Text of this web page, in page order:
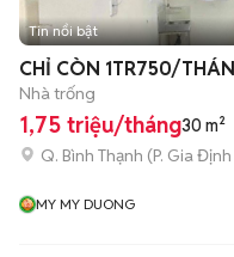
Tin nổi bật
CHỈ CÒN 1TR750/
Nhà trống
1,75 triệu/tháng30 m²
Q. Bình Thạnh (P. Gia Định
MY MY DUONG